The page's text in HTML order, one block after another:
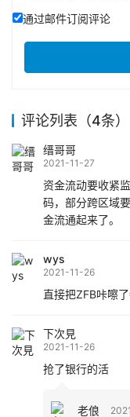
通过邮件订阅评论
评论列表（4条）
缙哥哥
2021-11-27
资金流动要收紧
码，部分跨区域
金流通起来了。
wys
2021-11-26
直接把ZFB咔嚓了
下次見
2021-11-26
抢了银行的活
老俍